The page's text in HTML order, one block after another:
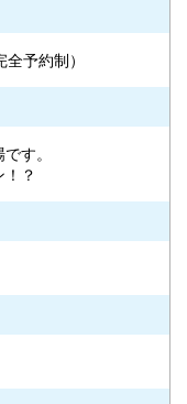
予約制）
す。
？